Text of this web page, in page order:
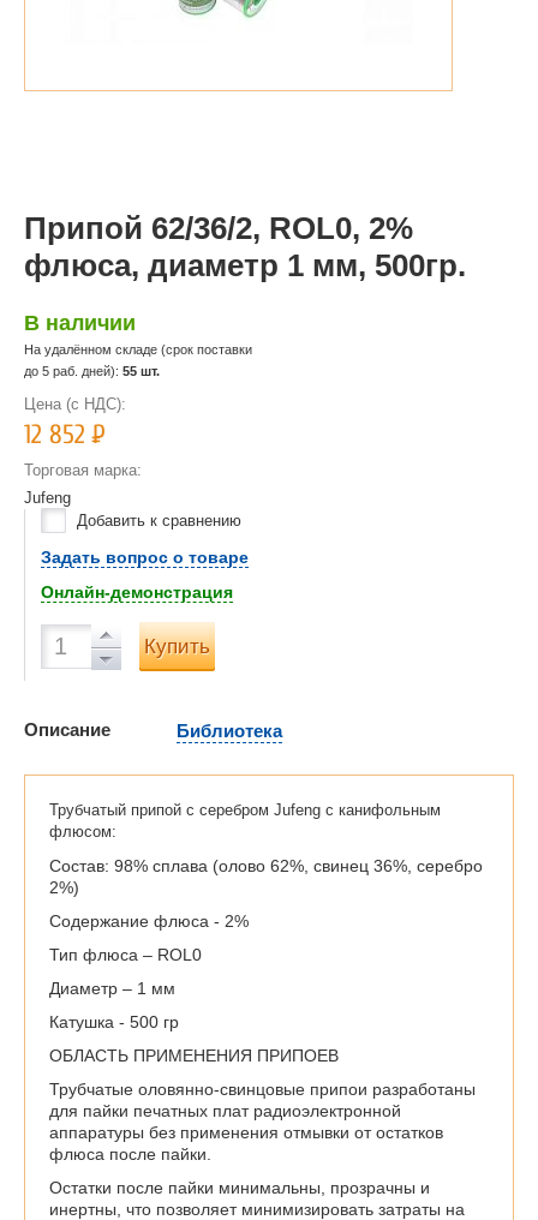
Припой 62/36/2, ROL0, 2%
флюса, диаметр 1 мм, 500гр.
В наличии
На удалённом складе (срок поставки
до 5 раб. дней): 55 шт.
Цена (с НДС):
12 852Р
Торговая марка:
Jufeng
Добавить к сравнению
Задать вопрос о товаре
Онлайн-демонстрация
Купить
Описание Библиотека
Трубчатый припой с серебром Jufeng с канифольным
флюсом:
Состав: 98% сплава (олово 62%, свинец 36%, серебро
2%)
Содержание флюса - 2%
Тип флюса – ROL0
Диаметр – 1 мм
Катушка - 500 гр
ОБЛАСТЬ ПРИМЕНЕНИЯ ПРИПОЕВ
Трубчатые оловянно-свинцовые припои разработаны
для пайки печатных плат радиоэлектронной
аппаратуры без применения отмывки от остатков
флюса после пайки.
Остатки после пайки минимальны, прозрачны и
инертны, что позволяет минимизировать затраты на